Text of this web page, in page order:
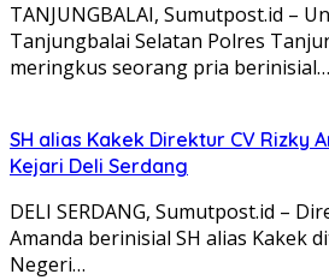
TANJUNGBALAI, Sumutpost.id –
Tanjungbalai Selatan Polres
meringkus seorang pria berinisial…
SH alias Kakek Direktur CV Rizky
Kejari Deli Serdang
DELI SERDANG, Sumutpost.id –
Amanda berinisial SH alias Kakek
Negeri…